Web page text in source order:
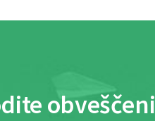
obveščeni